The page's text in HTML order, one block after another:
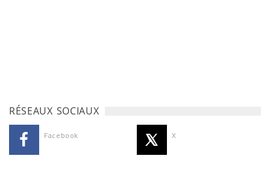
RÉSEAUX SOCIAUX
Facebook X